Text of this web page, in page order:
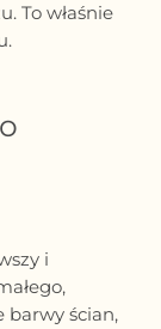
To właśnie
i
barwy ścian,